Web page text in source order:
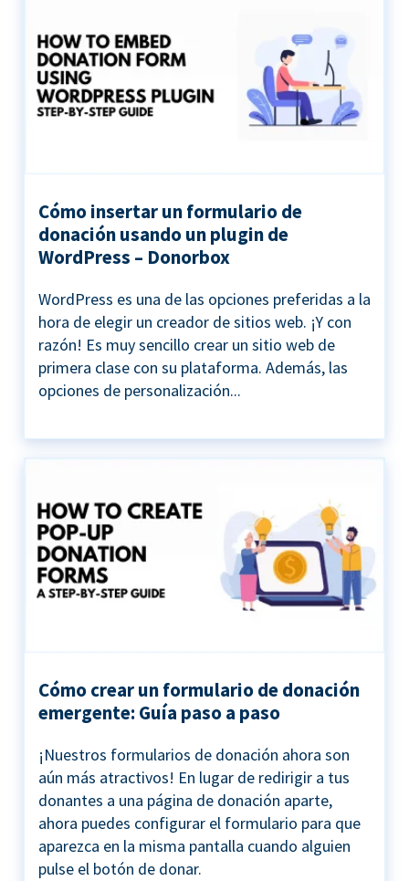
Cómo insertar un formulario de
donación usando un plugin de
WordPress – Donorbox
WordPress es una de las opciones preferidas a la
hora de elegir un creador de sitios web. ¡Y con
razón! Es muy sencillo crear un sitio web de
primera clase con su plataforma. Además, las
opciones de personalización...
Cómo crear un formulario de donación
emergente: Guía paso a paso
¡Nuestros formularios de donación ahora son
aún más atractivos! En lugar de redirigir a tus
donantes a una página de donación aparte,
ahora puedes configurar el formulario para que
aparezca en la misma pantalla cuando alguien
pulse el botón de donar.